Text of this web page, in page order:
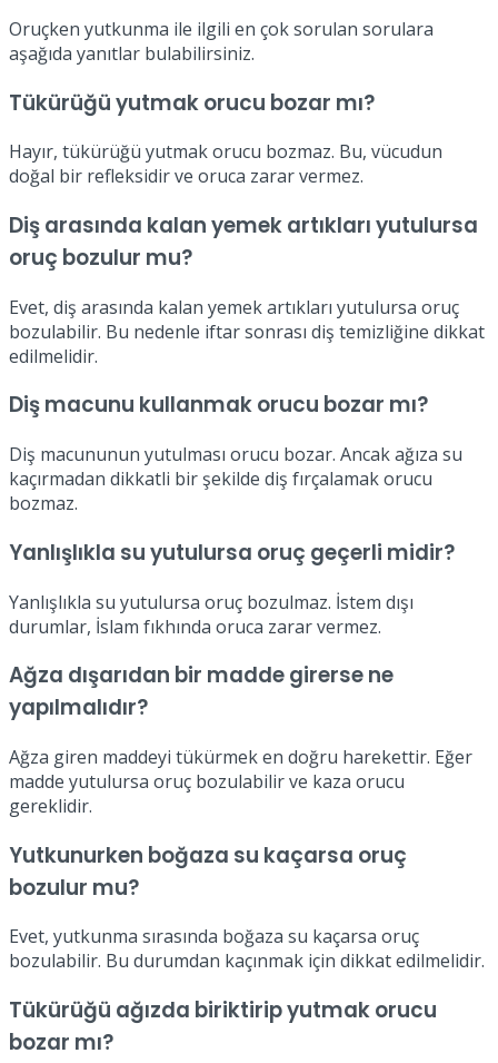
Oruçken yutkunma ile ilgili en çok sorulan sorulara
aşağıda yanıtlar bulabilirsiniz.
Tükürüğü yutmak orucu bozar mı?
Hayır, tükürüğü yutmak orucu bozmaz. Bu, vücudun
doğal bir refleksidir ve oruca zarar vermez.
Diş arasında kalan yemek artıkları yutulursa
oruç bozulur mu?
Evet, diş arasında kalan yemek artıkları yutulursa oruç
bozulabilir. Bu nedenle iftar sonrası diş temizliğine dikkat
edilmelidir.
Diş macunu kullanmak orucu bozar mı?
Diş macununun yutulması orucu bozar. Ancak ağıza su
kaçırmadan dikkatli bir şekilde diş fırçalamak orucu
bozmaz.
Yanlışlıkla su yutulursa oruç geçerli midir?
Yanlışlıkla su yutulursa oruç bozulmaz. İstem dışı
durumlar, İslam fıkhında oruca zarar vermez.
Ağza dışarıdan bir madde girerse ne
yapılmalıdır?
Ağza giren maddeyi tükürmek en doğru harekettir. Eğer
madde yutulursa oruç bozulabilir ve kaza orucu
gereklidir.
Yutkunurken boğaza su kaçarsa oruç
bozulur mu?
Evet, yutkunma sırasında boğaza su kaçarsa oruç
bozulabilir. Bu durumdan kaçınmak için dikkat edilmelidir.
Tükürüğü ağızda biriktirip yutmak orucu
bozar mı?